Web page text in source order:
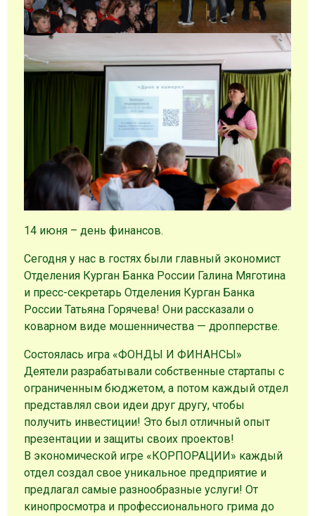
14 июня – день финансов.
Сегодня у нас в гостях были главный экономист
Отделения Курган Банка России Галина Мяготина
и пресс-секретарь Отделения Курган Банка
России Татьяна Горячева! Они рассказали о
коварном виде мошенничества — дропперстве.
Состоялась игра «ФОНДЫ И ФИНАНСЫ»
Деятели разрабатывали собственные стартапы с
ограниченным бюджетом, а потом каждый отдел
представлял свои идеи друг другу, чтобы
получить инвестиции! Это был отличный опыт
презентации и защиты своих проектов!
В экономической игре «КОРПОРАЦИИ» каждый
отдел создал свое уникальное предприятие и
предлагал самые разнообразные услуги! От
кинопросмотра и профессионального грима до